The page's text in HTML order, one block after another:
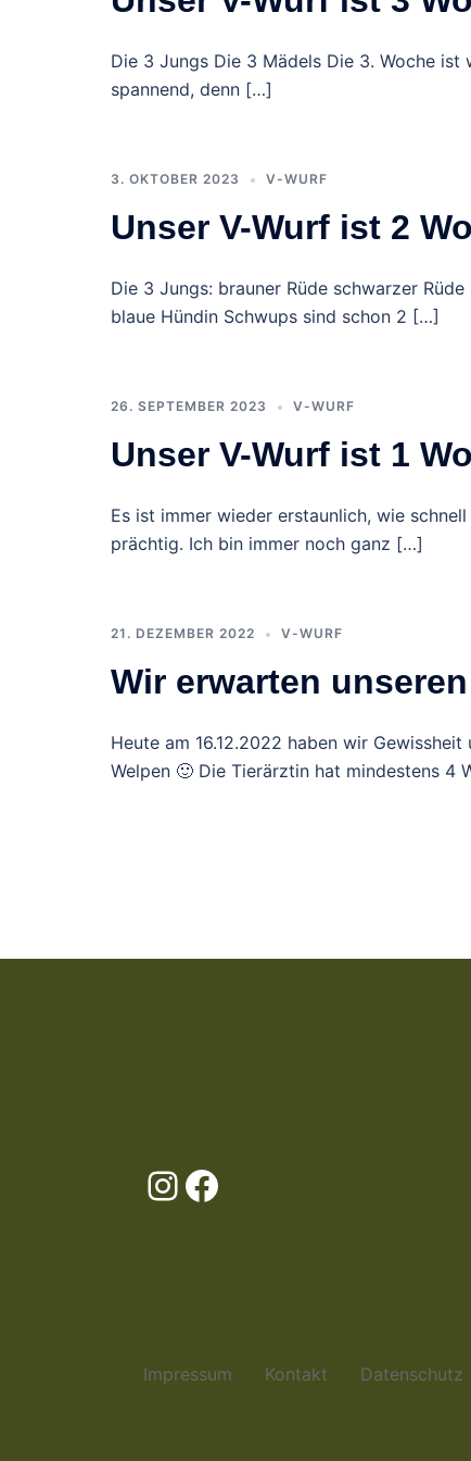
Die 3 Jungs Die 3 Mädels Die 3. Woche
spannend, denn […]
3. OKTOBER 2023 V-WURF
Unser V-Wurf ist 2
Die 3 Jungs: brauner Rüde schwarzer
blaue Hündin Schwups sind schon 2 […]
26. SEPTEMBER 2023 V-WURF
Unser V-Wurf ist 1
Es ist immer wieder erstaunlich, wie
prächtig. Ich bin immer noch ganz […]
21. DEZEMBER 2022 V-WURF
Wir erwarten
Heute am 16.12.2022 haben wir
Welpen 🙂 Die Tierärztin hat mindestens 4
Instagram
Facebook
Impressum Kontakt Datenschutz